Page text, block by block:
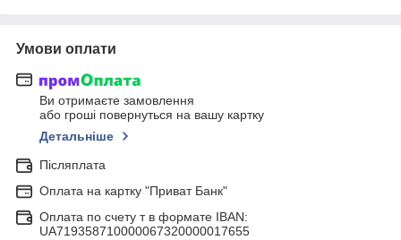
Умови оплати
Ви отримаєте замовлення
або гроші повернуться на вашу картку
Детальніше
Післяплата
Оплата на картку "Приват Банк"
Оплата по счету т в формате IBAN:
UA719358710000067320000017655